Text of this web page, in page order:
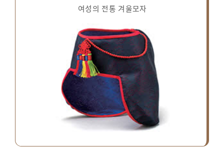
여성의 전통 겨울모자